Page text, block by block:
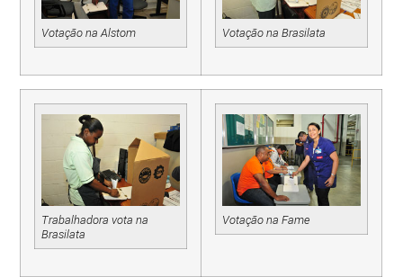
Votação na Alstom Votação na Brasilata
Trabalhadora vota na
Brasilata
Votação na Fame